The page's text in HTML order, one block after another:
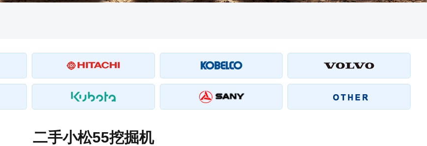
二手小松55挖掘机